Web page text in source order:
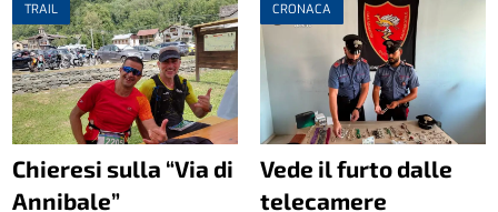
TRAIL
Chieresi sulla “Via di
Annibale”
CRONACA
Vede il furto dalle
telecamere